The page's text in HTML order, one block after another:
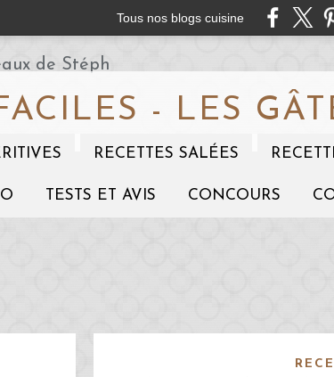
Tous nos blogs cuisine
- LES
RECETTES SALÉES
TESTS ET AVIS CONCOURS